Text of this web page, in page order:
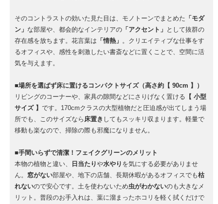
そのコントラストの効いた見た目は、モノトーンでまとめた 「モダ
ン」 な部屋や、都会的なインテリアの 「アクセント」 として抜群の
存在感を放ちます。花言葉は 「情熱」 。クリエイティブな仕事をす
るオフィスや、感性を刺激したい書斎などに置くことで、空間に活
気を与えます。
■場所を選ばず床に置けるコンパクトサイズ（高さ約【 90cm 】）
リビングのコーナーや、家具の隙間などにさりげなく置ける 【 小型
サイズ 】 です。170cmクラスの大型植物だと圧迫感が出てしまう場
所でも、このサイズなら 床置き してもスッキリ収まります。軽量で
移動も楽なので、掃除の際も邪魔になりません。
■手間いらずで清潔！フェイクグリーンのメリット
本物の植物と違い、
日当たりや水やり を気にする必要がありませ
ん。 窓がない部屋や、地下の店舗、長期休暇があるオフィスでも枯
れないので安心です。土を使わないため虫がわかないのも大きなメ
リット。普段のお手入れは、葉に溜まったホコリを軽く拭くだけで